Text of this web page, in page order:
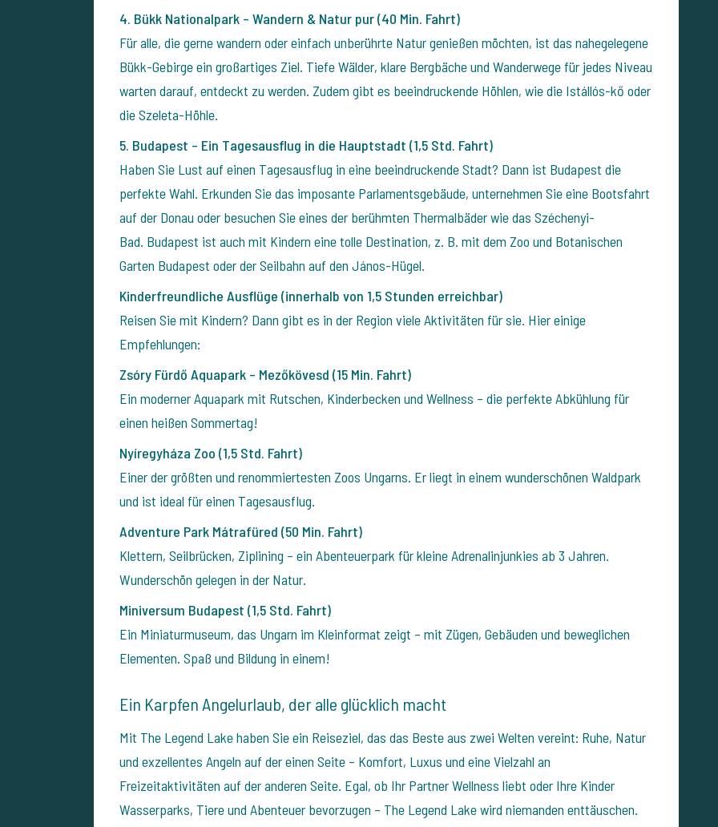
4. Bükk Nationalpark – Wandern & Natur pur (40 Min. Fahrt)
Für alle, die gerne wandern oder einfach unberührte Natur genießen möchten, ist das nahegelegene
Bükk-Gebirge ein großartiges Ziel. Tiefe Wälder, klare Bergbäche und Wanderwege für jedes Niveau
warten darauf, entdeckt zu werden. Zudem gibt es beeindruckende Höhlen, wie die Istállós-kő oder
die Szeleta-Höhle.
5. Budapest – Ein Tagesausflug in die Hauptstadt (1,5 Std. Fahrt)
Haben Sie Lust auf einen Tagesausflug in eine beeindruckende Stadt? Dann ist Budapest die
perfekte Wahl. Erkunden Sie das imposante Parlamentsgebäude, unternehmen Sie eine Bootsfahrt
auf der Donau oder besuchen Sie eines der berühmten Thermalbäder wie das Széchenyi-
Bad. Budapest ist auch mit Kindern eine tolle Destination, z. B. mit dem Zoo und Botanischen
Garten Budapest oder der Seilbahn auf den János-Hügel.
Kinderfreundliche Ausflüge (innerhalb von 1,5 Stunden erreichbar)
Reisen Sie mit Kindern? Dann gibt es in der Region viele Aktivitäten für sie. Hier einige
Empfehlungen:
Zsóry Fürdő Aquapark – Mezőkövesd (15 Min. Fahrt)
Ein moderner Aquapark mit Rutschen, Kinderbecken und Wellness – die perfekte Abkühlung für
einen heißen Sommertag!
Nyíregyháza Zoo (1,5 Std. Fahrt)
Einer der größten und renommiertesten Zoos Ungarns. Er liegt in einem wunderschönen Waldpark
und ist ideal für einen Tagesausflug.
Adventure Park Mátrafüred (50 Min. Fahrt)
Klettern, Seilbrücken, Ziplining – ein Abenteuerpark für kleine Adrenalinjunkies ab 3 Jahren.
Wunderschön gelegen in der Natur.
Miniversum Budapest (1,5 Std. Fahrt)
Ein Miniaturmuseum, das Ungarn im Kleinformat zeigt – mit Zügen, Gebäuden und beweglichen
Elementen. Spaß und Bildung in einem!
Ein Karpfen Angelurlaub, der alle glücklich macht
Mit The Legend Lake haben Sie ein Reiseziel, das das Beste aus zwei Welten vereint: Ruhe, Natur
und exzellentes Angeln auf der einen Seite – Komfort, Luxus und eine Vielzahl an
Freizeitaktivitäten auf der anderen Seite. Egal, ob Ihr Partner Wellness liebt oder Ihre Kinder
Wasserparks, Tiere und Abenteuer bevorzugen – The Legend Lake wird niemanden enttäuschen.